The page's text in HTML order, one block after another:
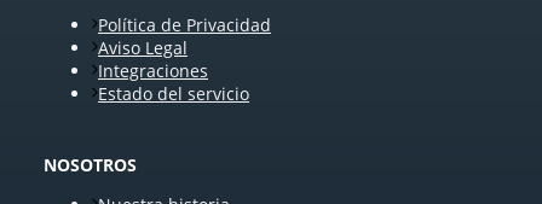
Política de Privacidad
Aviso Legal
Integraciones
Estado del servicio
NOSOTROS